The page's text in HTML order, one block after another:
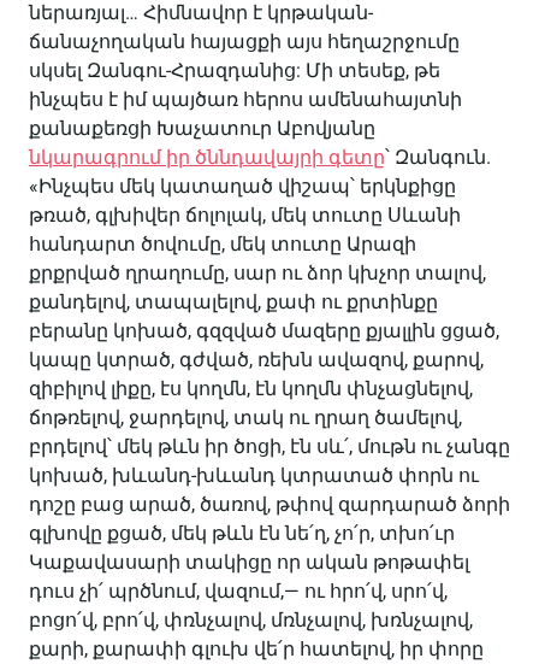
ներառյալ… Հիմնավոր է կրթական-
ճանաչողական հայացքի այս հեղաշրջումը
սկսել Զանգու-Հրազդանից: Մի տեսեք, թե
ինչպես է իմ պայծառ հերոս ամենահայտնի
քանաքեռցի Խաչատուր Աբովյանը
նկարագրում իր ծննդավայրի գետը՝ Զանգուն.
«Ինչպես մեկ կատաղած վիշապ՝ երկնքիցը
թռած, գլխիվեր ճոլոլակ, մեկ տուտը Սևանի
հանդարտ ծովումը, մեկ տուտը Արազի
քրքրված ղրաղումը, սար ու ձոր կխչոր տալով,
քանդելով, տապալելով, քափ ու քրտինքը
բերանը կոխած, գզզված մազերը քյալլին ցցած,
կապը կտրած, գժված, ռեխն ավազով, քարով,
զիբիլով լիքը, էս կողմն, էն կողմն փնչացնելով,
ճոթռելով, ջարդելով, տակ ու ղրաղ ծամելով,
բրդելով՝ մեկ թևն իր ծոցի, էն սև՛, մութն ու չանգը
կոխած, խևանդ-խևանդ կտրատած փորն ու
դոշը բաց արած, ծառով, թփով զարդարած ձորի
գլխովը քցած, մեկ թևն էն նե՛ղ, չո՛ր, տխո՛ւր
Կաքավասարի տակիցը որ ական թոթափել
դուս չի՛ պրծնում, վազում,— ու հրո՛վ, սրո՛վ,
բոցո՛վ, բրո՛վ, փռնչալով, մռնչալով, խռնչալով,
քարի, քարափի գլուխ վե՛ր հատելով, իր փորը